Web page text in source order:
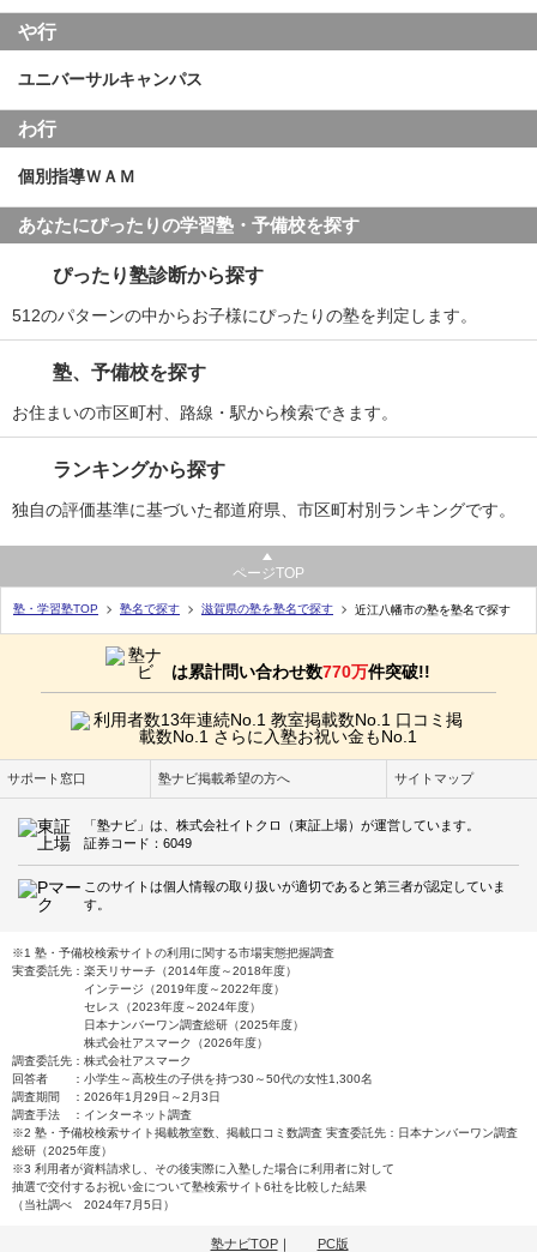
や行
ユニバーサルキャンパス
わ行
個別指導ＷＡＭ
あなたにぴったりの学習塾・予備校を探す
ぴったり塾診断から探す
512のパターンの中からお子様にぴったりの塾を判定します。
塾、予備校を探す
お住まいの市区町村、路線・駅から検索できます。
ランキングから探す
独自の評価基準に基づいた都道府県、市区町村別ランキングです。
ページTOP
塾・学習塾TOP 塾名で探す 滋賀県の塾を塾名で探す 近江八幡市の塾を塾名で探す
は累計問い合わせ数770万件突破!!
サポート窓口 塾ナビ掲載希望の方へ サイトマップ
「塾ナビ」は、株式会社イトクロ（東証上場）が運営しています。
証券コード：6049
このサイトは個人情報の取り扱いが適切であると第三者が認定していま
す。
※1 塾・予備校検索サイトの利用に関する市場実態把握調査
実査委託先：楽天リサーチ（2014年度～2018年度）
インテージ（2019年度～2022年度）
セレス（2023年度～2024年度）
日本ナンバーワン調査総研（2025年度）
株式会社アスマーク（2026年度）
調査委託先：株式会社アスマーク
回答者 ：小学生～高校生の子供を持つ30～50代の女性1,300名
調査期間 ：2026年1月29日～2月3日
調査手法 ：インターネット調査
※2 塾・予備校検索サイト掲載教室数、掲載口コミ数調査 実査委託先：日本ナンバーワン調査
総研（2025年度）
※3 利用者が資料請求し、その後実際に入塾した場合に利用者に対して
抽選で交付するお祝い金について塾検索サイト6社を比較した結果
（当社調べ 2024年7月5日）
塾ナビTOP｜ PC版